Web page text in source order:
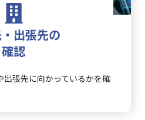
出張先の
確認
張先に向かっているかを確